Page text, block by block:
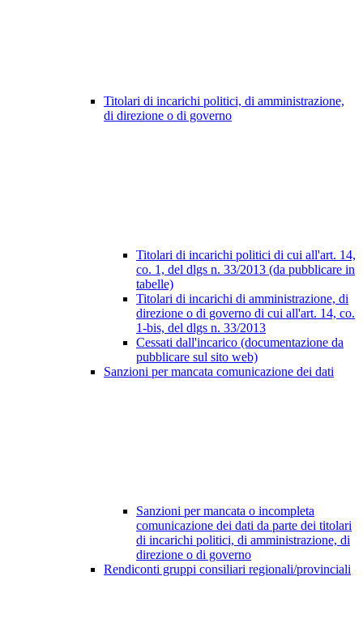
Titolari di incarichi politici, di amministrazione,
di direzione o di governo
Titolari di incarichi politici di cui all'art. 14,
co. 1, del dlgs n. 33/2013 (da pubblicare in
tabelle)
Titolari di incarichi di amministrazione, di
direzione o di governo di cui all'art. 14, co.
1-bis, del dlgs n. 33/2013
Cessati dall'incarico (documentazione da
pubblicare sul sito web)
Sanzioni per mancata comunicazione dei dati
Sanzioni per mancata o incompleta
comunicazione dei dati da parte dei titolari
di incarichi politici, di amministrazione, di
direzione o di governo
Rendiconti gruppi consiliari regionali/provinciali